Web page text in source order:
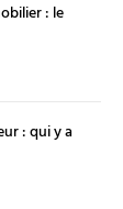
: le
: qui y a